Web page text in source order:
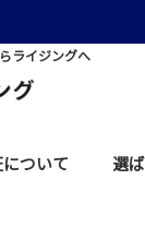
ライジングへ
ついて 選